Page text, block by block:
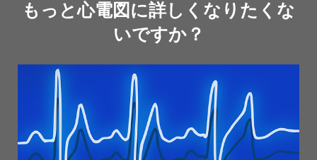
もっと心電図に詳しくなりたくな
いですか？